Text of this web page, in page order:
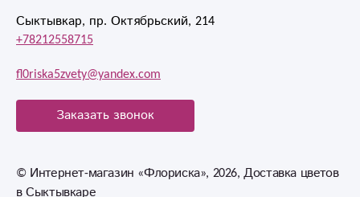
Сыктывкар, пр. Октябрьский, 214
+78212558715
fl0riska5zvety@yandex.com
Заказать звонок
© Интернет-магазин «Флориска», 2026, Доставка цветов
в Сыктывкаре